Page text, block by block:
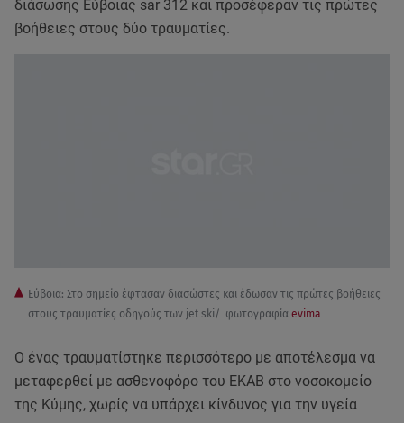
διάσωσης Εύβοιας sar 312 και προσέφεραν τις πρώτες
βοήθειες στους δύο τραυματίες.
Εύβοια: Στο σημείο έφτασαν διασώστες και έδωσαν τις πρώτες βοήθειες
στους τραυματίες οδηγούς των jet ski/ φωτογραφία evima
Ο ένας τραυματίστηκε περισσότερο με αποτέλεσμα να
μεταφερθεί με ασθενοφόρο του ΕΚΑΒ στο νοσοκομείο
της Κύμης, χωρίς να υπάρχει κίνδυνος για την υγεία